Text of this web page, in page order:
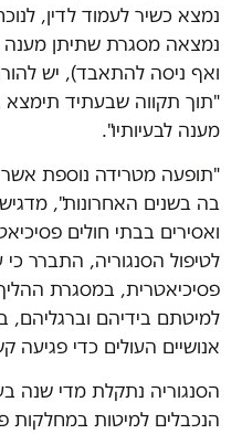
נמצא כשיר לעמוד לדין,
נמצאה מסגרת שתיתן מענה
ואף ניסה להתאבד), יש
"תוך תקווה שבעתיד
מענה לבעיותיו".
"תופעה מטרידה נוספת אשר
בה בשנים האחרונות",
ואסירים בבתי חולים
לטיפול הסנגוריה, התברר
פסיכיאטרית, במסגרת
למיטתם בידיהם וברגליהם,
אנושיים העולים כדי פגיעה
הסנגוריה נתקלת מדי שנה
הנכבלים למיטות במחלקות